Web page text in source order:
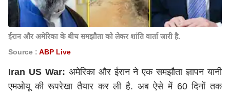
ईरान और अमेरिका के बीच समझौता को लेकर शांति वार्ता जारी है.
Source : ABP Live
Iran US War: अमेरिका और ईरान ने एक समझौता ज्ञापन यानी
एमओयू की रूपरेखा तैयार कर ली है. अब ऐसे में 60 दिनों तक